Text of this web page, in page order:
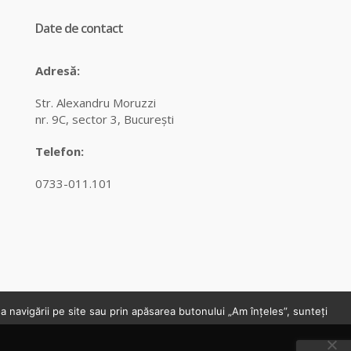
Date de contact
Adresă:
Str. Alexandru Moruzzi
nr. 9C, sector 3, Bucureşti
Telefon:
0733-011.101
pe site sau prin apăsarea butonului „Am înțeles”, sunteți